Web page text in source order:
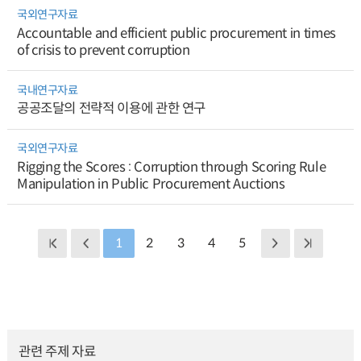
국외연구자료
Accountable and efficient public procurement in times
of crisis to prevent corruption
국내연구자료
공공조달의 전략적 이용에 관한 연구
국외연구자료
Rigging the Scores : Corruption through Scoring Rule
Manipulation in Public Procurement Auctions
1 2 3 4 5
관련 주제 자료